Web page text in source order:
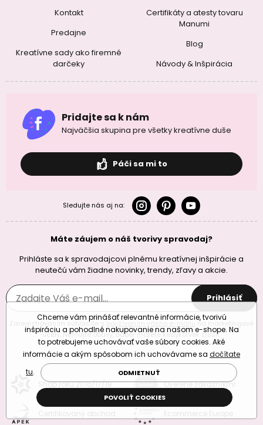
Kontakt
Predajne
Kreatívne sady ako firemné
darčeky
Certifikáty a atesty tovaru
Manumi
Blog
Návody & Inšpirácia
Pridajte sa k nám
Najväčšia skupina pre všetky kreatívne duše
Páči sa mi to
Sledujte nás aj na:
Máte záujem o náš tvorivy spravodaj?
Prihláste sa k spravodajcovi plnému kreatívnej inšpirácie a
neutečú vám žiadne novinky, trendy, zľavy a akcie.
Prihlásiť
Zaregistrovaním súhlasíte s
na marketingové
účely. Nemajte obavy, odber môžete kedykoľvek zrušiť.
Shop roku 2016/17/18 Overené zákazníkmi
Certifikovaný obchod Ecommerce Europe
Chceme vám prinášať relevantné informácie, tvorivú
inšpiráciu a pohodlné nakupovanie na našom e-shope. Na
to potrebujeme uchovávať vaše súbory cookies. Aké
informácie a akým spôsobom ich uchovávame sa dočítate
tu. ODMIETNUŤ
POVOLIŤ COOKIES